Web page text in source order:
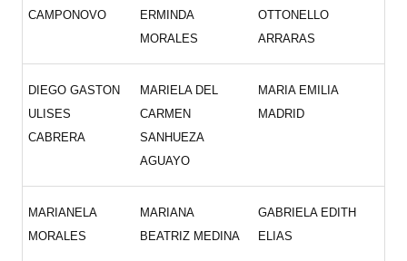
CAMPONOVO
ERMINDA
MORALES
OTTONELLO
ARRARAS
DIEGO GASTON
ULISES
CABRERA
MARIELA DEL
CARMEN
SANHUEZA
AGUAYO
MARIA EMILIA
MADRID
MARIANELA
MORALES
MARIANA
BEATRIZ MEDINA
GABRIELA EDITH
ELIAS